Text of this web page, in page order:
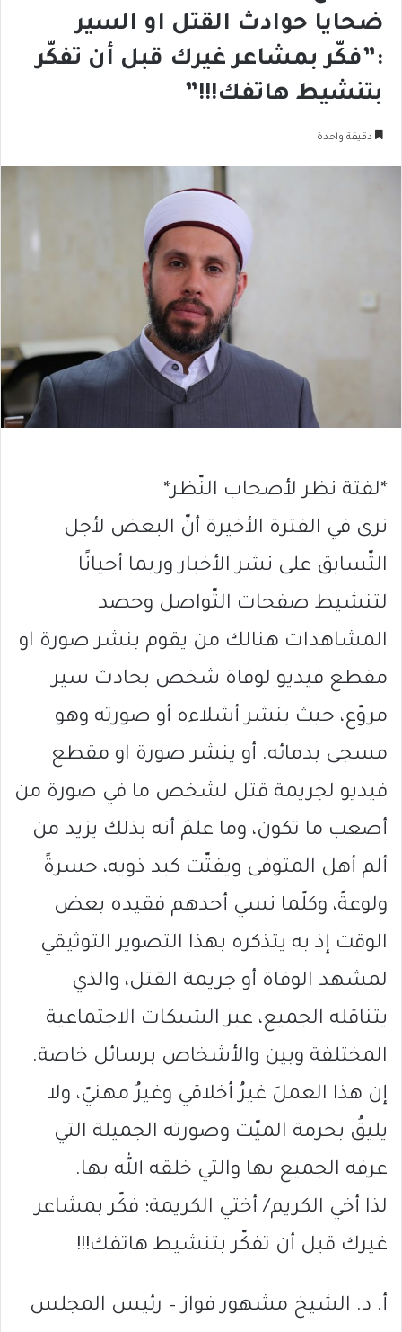
ضحايا حوادث القتل او السير
:”فكّر بمشاعر غيرك قبل أن تفكّر
بتنشيط هاتفك!!!”
دقيقة واحدة
*لفتة نظر لأصحاب النّظر*
نرى في الفترة الأخيرة أنّ البعض لأجل
التّسابق على نشر الأخبار وربما أحيانًا
لتنشيط صفحات التّواصل وحصد
المشاهدات هنالك من يقوم بنشر صورة او
مقطع فيديو لوفاة شخص بحادث سير
مروّع، حيث ينشر أشلاءه أو صورته وهو
مسجى بدمائه. أو ينشر صورة او مقطع
فيديو لجريمة قتل لشخص ما في صورة من
أصعب ما تكون، وما علمَ أنه بذلك يزيد من
ألم أهل المتوفى ويفتّت كبد ذويه، حسرةً
ولوعةً، وكلّما نسي أحدهم فقيده بعض
الوقت إذ به يتذكره بهذا التصوير التوثيقي
لمشهد الوفاة أو جريمة القتل، والذي
يتناقله الجميع، عبر الشبكات الاجتماعية
المختلفة وبين والأشخاص برسائل خاصة.
إن هذا العملَ غيرُ أخلاقي وغيرُ مهنيّ، ولا
يليقُ بحرمة الميّت وصورته الجميلة التي
عرفه الجميع بها والتي خلقه الله بها.
لذا أخي الكريم/ أختي الكريمة؛ فكّر بمشاعر
غيرك قبل أن تفكّر بتنشيط هاتفك!!!
أ. د. الشيخ مشهور فواز – رئيس المجلس